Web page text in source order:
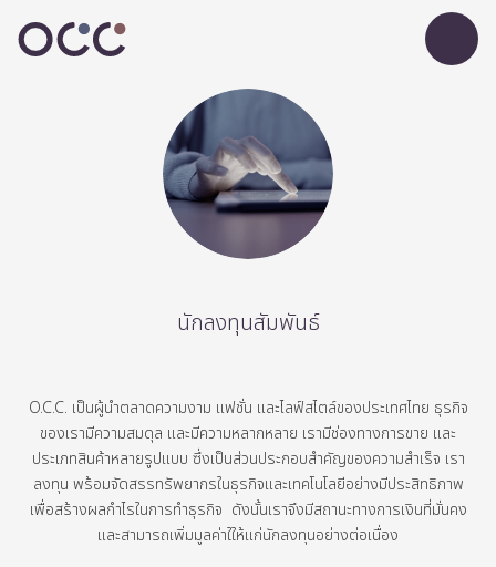
นักลงทุนสัมพันธ์
O.C.C. เป็นผู้นำตลาดความงาม แฟชั่น และไลฟ์สไตล์ของประเทศไทย ธุรกิจ
ของเรามีความสมดุล และมีความหลากหลาย เรามีช่องทางการขาย และ
ประเภทสินค้าหลายรูปแบบ ซึ่งเป็นส่วนประกอบสำคัญของความสำเร็จ เรา
ลงทุน พร้อมจัดสรรทรัพยากรในธุรกิจและเทคโนโลยีอย่างมีประสิทธิภาพ
เพื่อสร้างผลกำไรในการทำธุรกิจ ดังนั้นเราจึงมีสถานะทางการเงินที่มั่นคง
และสามารถเพิ่มมูลค่าใให้แก่นักลงทุนอย่างต่อเนื่อง